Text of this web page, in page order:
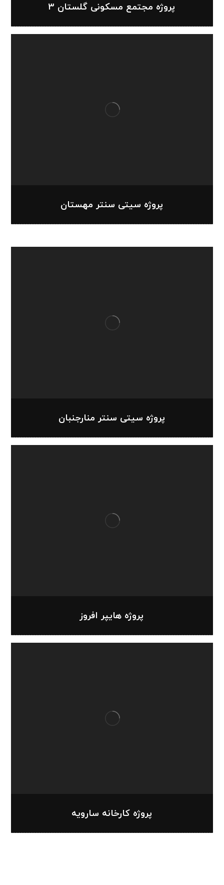
پروژه مجتمع مسکونی گلستان 3
پروژه سیتی سنتر مهستان
پروژه سیتی سنتر منارجنبان
پروژه هایپر افروز
پروژه کارخانه سارویه